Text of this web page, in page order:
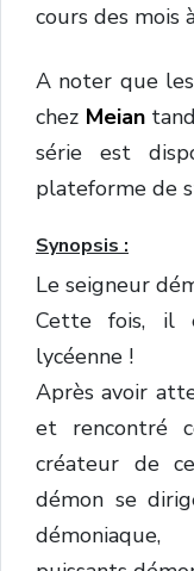
cours des mois
A noter que
chez Meian
série est
plateforme de
Synopsis :
Le seigneur
Cette fois, il
lycéenne !
Après avoir
et rencontré
créateur de
démon se